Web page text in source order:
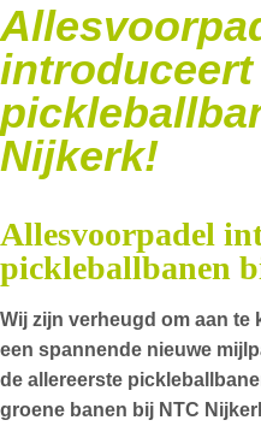
introduceert
Nijkerk!
Allesvoorpadel
pickleballbanen
Wij zijn verheugd om aan te
een spannende nieuwe
de allereerste
groene banen bij NTC